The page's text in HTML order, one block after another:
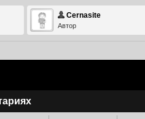
Cernasite
Автор